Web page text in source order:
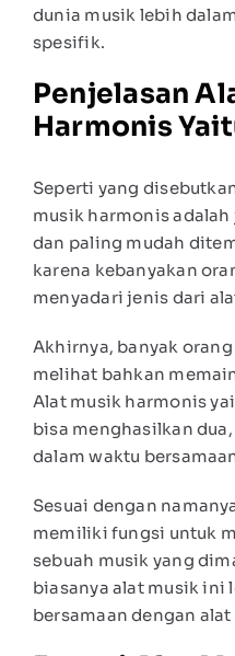
dunia musik lebih
spesifik.
Penjelasan
Harmonis
Seperti yang
musik harmonis
dan paling mudah
karena kebanyakan
menyadari jenis dari
Akhirnya, banyak
melihat bahkan
Alat musik harmonis
bisa menghasilkan
dalam waktu
Sesuai dengan
memiliki fungsi untuk
sebuah musik yang
biasanya alat musik ini
bersamaan dengan